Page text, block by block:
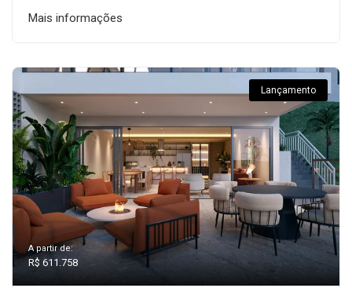
Mais informações
Lançamento
A partir de:
R$ 611.758